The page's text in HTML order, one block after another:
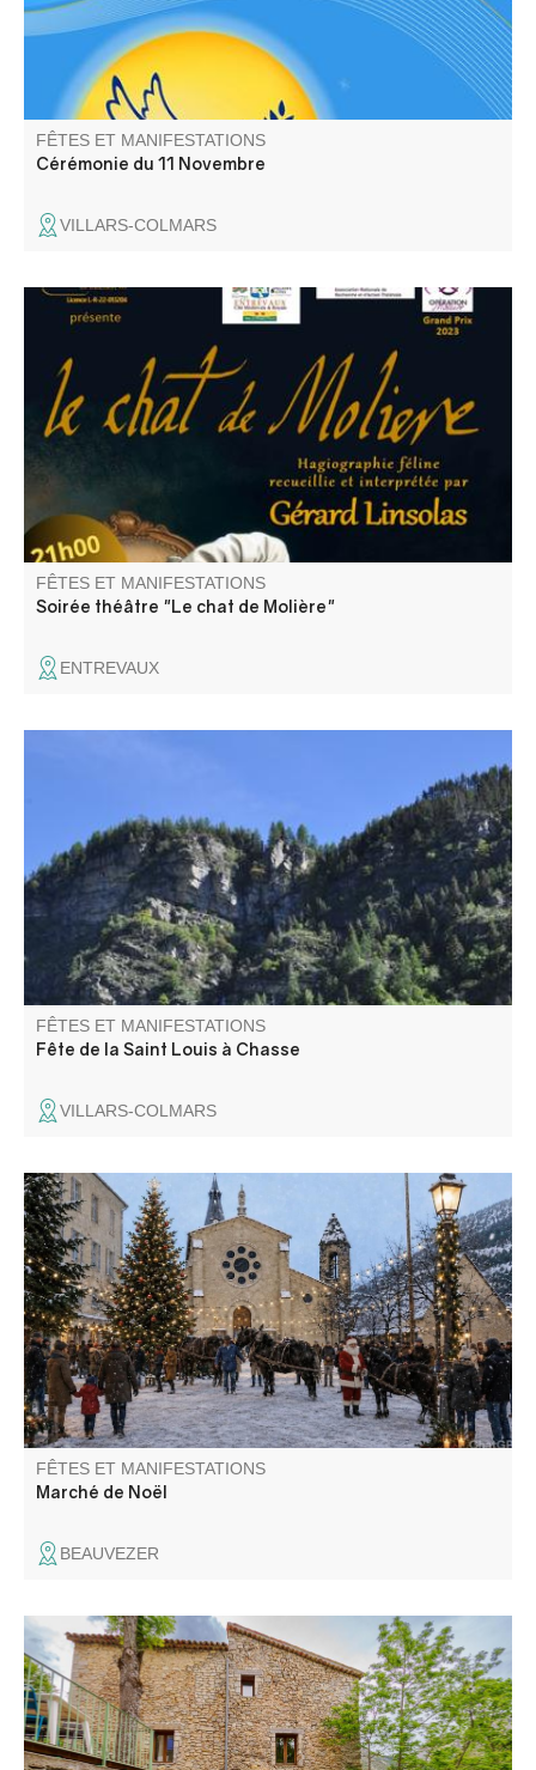
FÊTES ET MANIFESTATIONS
Cérémonie du 11 Novembre
VILLARS-COLMARS
Linsolas
FÊTES ET MANIFESTATIONS
Soirée théâtre "Le chat de Molière"
ENTREVAUX
Fête au cœur du petit hameau de Chasse au milieu des
FÊTES ET MANIFESTATIONS
Fête de la Saint Louis à Chasse
VILLARS-COLMARS
Artisanat, produits du terroir, idées cadeaux, boissons
chaudes et gourmandises, animations. Venez découvrir le
marché de Noël organisé par la mairie et les nombreux
stands présentés par les artisans et les associations de la
vallée..
FÊTES ET MANIFESTATIONS
Marché de Noël
BEAUVEZER
La Compagnie Totem et le Gîte La Chambrette vous
invitent à une soirée théâtre !! Une interprétation de
"Pauvreté, Richesse, Homme et Bête" de Hans Henny
Jahnn vous sera proposée. Il s'agit d'un drame paysan.